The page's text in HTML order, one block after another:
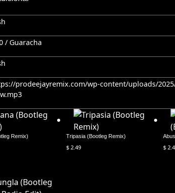
/ Guaracha
prodeejayremix.com/wp-content/uploads/2025/
Remix) Tripasia (Bootleg Remix)
$2.49 $